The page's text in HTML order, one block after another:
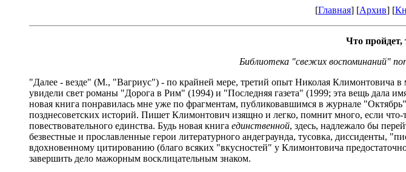
[Главная] [Архив] [
Что пройдет,
Библиотека "свежих воспоминаний"
"Далее - везде" (М., "Вагриус") - по крайней мере, третий опыт Николая Климонтовича
увидели свет романы "Дорога в Рим" (1994) и "Последняя газета" (1999; эта вещь дала
новая книга понравилась мне уже по фрагментам, публиковавшимся в журнале
позднесоветских историй. Пишет Климонтович изящно и легко, помнит много, если
повествовательного единства. Будь новая книга единственной, здесь, надлежало бы
безвестные и прославленные герои литературного андеграунда, тусовка, диссиденты,
вдохновенному цитированию (благо всяких "вкусностей" у Климонтовича
завершить дело мажорным восклицательным знаком.